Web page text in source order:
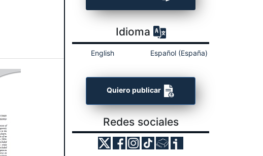
Idioma
English Español (España)
Quiero publicar
Redes sociales